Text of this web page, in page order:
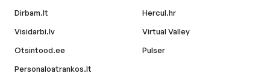
Dirbam.lt
Visidarbi.lv
Otsintood.ee
Personaloatrankos.lt
Hercul.hr
Virtual Valley
Pulser